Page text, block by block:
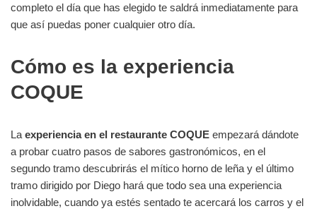
completo el día que has elegido te saldrá inmediatamente para
que así puedas poner cualquier otro día.
Cómo es la experiencia
COQUE
La experiencia en el restaurante COQUE empezará dándote
a probar cuatro pasos de sabores gastronómicos, en el
segundo tramo descubrirás el mítico horno de leña y el último
tramo dirigido por Diego hará que todo sea una experiencia
inolvidable, cuando ya estés sentado te acercará los carros y el